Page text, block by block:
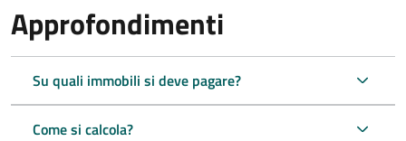
Approfondimenti
Su quali immobili si deve pagare?
Come si calcola?